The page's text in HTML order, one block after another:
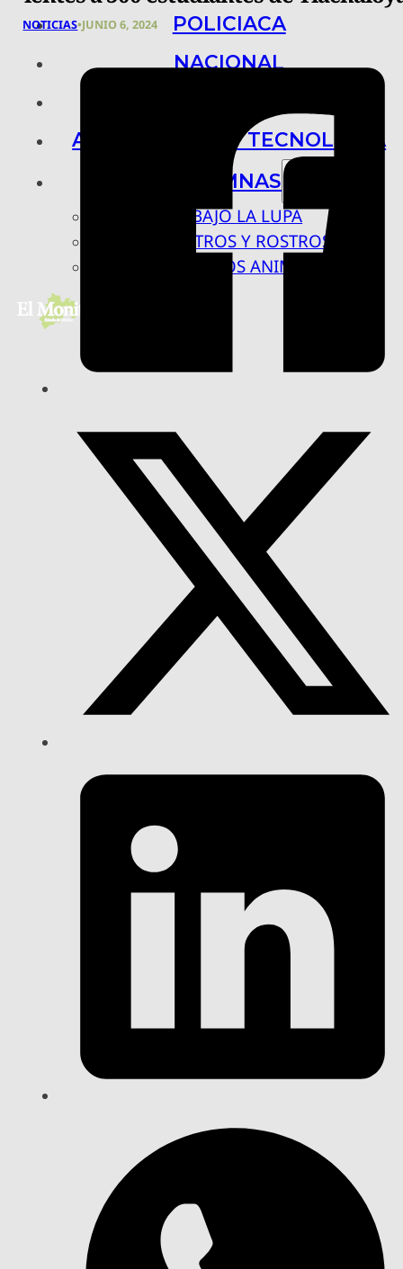
POLICIACA
NACIONAL
ARTE, CIENCIA Y TECNOLOGÍA
COLUMNAS
BAJO LA LUPA
RASTROS Y ROSTROS
VÍNCULOS ANIMALES
NOTICIAS•JUNIO 6, 2024